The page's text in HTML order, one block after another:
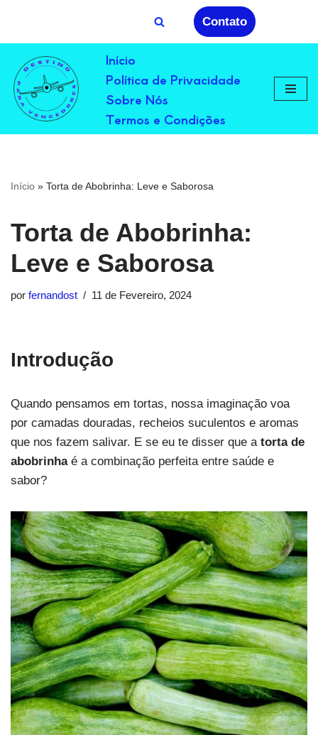
para
o
conteúdo
Contato
Início
Política de Privacidade
Sobre Nós
Termos e Condições
Início » Torta de Abobrinha: Leve e Saborosa
Torta de Abobrinha:
Leve e Saborosa
por fernandost 11 de Fevereiro, 2024
Introdução
Quando pensamos em tortas, nossa imaginação voa
por camadas douradas, recheios suculentos e aromas
que nos fazem salivar. E se eu te disser que a torta de
abobrinhaé a combinação perfeita entre saúde e
sabor?